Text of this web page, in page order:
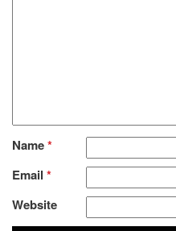
Name*
Email *
Website